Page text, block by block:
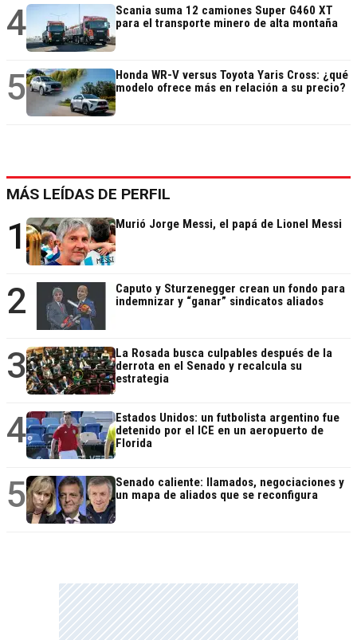
4
Scania suma 12 camiones Super G460 XT
para el transporte minero de alta montaña
5
Honda WR-V versus Toyota Yaris Cross: ¿qué
modelo ofrece más en relación a su precio?
MÁS LEÍDAS DE PERFIL
1 Murió Jorge Messi, el papá de Lionel Messi
2
Caputo y Sturzenegger crean un fondo para
indemnizar y “ganar” sindicatos aliados
3
La Rosada busca culpables después de la
derrota en el Senado y recalcula su
estrategia
4
Estados Unidos: un futbolista argentino fue
detenido por el ICE en un aeropuerto de
Florida
5
Senado caliente: llamados, negociaciones y
un mapa de aliados que se reconfigura